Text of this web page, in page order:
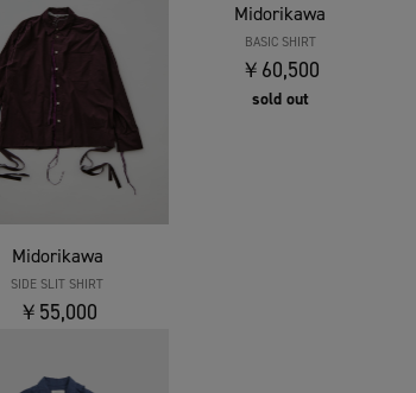
Midorikawa
SIDE SLIT SHIRT
￥55,000
Midorikawa
BASIC SHIRT
￥60,500
sold out